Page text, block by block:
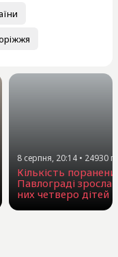
8 серпня, 20:14 • 24930
Кількість
Павлограді зросла
них четверо дітей